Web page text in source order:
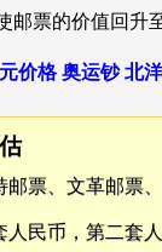
邮票的价值回升
价格 奥运钞 北
票、文革邮票
人民币，第二套